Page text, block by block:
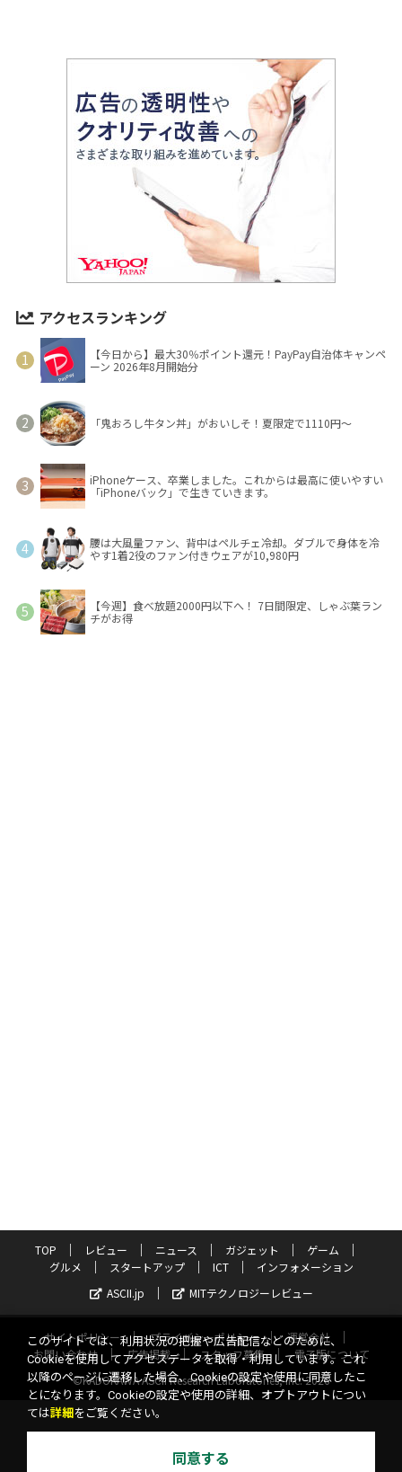
アクセスランキング
【今日から】最大30％ポイント還元！PayPay自治体キャンペ
ーン 2026年8月開始分
「鬼おろし牛タン丼」がおいしそ！夏限定で1110円～
iPhoneケース、卒業しました。これからは最高に使いやすい
「iPhoneバック」で生きていきます。
腰は大風量ファン、背中はペルチェ冷却。ダブルで身体を冷
やす1着2役のファン付きウェアが10,980円
【今週】食べ放題2000円以下へ！ 7日間限定、しゃぶ葉ラン
チがお得
TOP レビュー ニュース ガジェット
ゲーム
グルメ
スタートアップ ICT
インフォメーション
ASCII.jp
MITテクノロジーレビュー
サイトポリシー プライバシーポリシー
運営会社
お問い合わせ
広告掲載 スタッフ募集
電子版について
©KADOKAWA ASCII Research Laboratories, Inc. 2026
このサイトでは、利用状況の把握や広告配信などのために、
Cookieを使用してアクセスデータを取得・利用しています。これ
以降のページに遷移した場合、Cookieの設定や使用に同意したこ
とになります。Cookieの設定や使用の詳細、オプトアウトについ
ては詳細 をご覧ください。
同意する